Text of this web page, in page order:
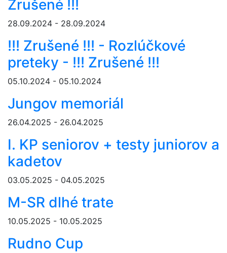
Zrušené !!!
28.09.2024 - 28.09.2024
!!! Zrušené !!! - Rozlúčkové
preteky - !!! Zrušené !!!
05.10.2024 - 05.10.2024
Jungov memoriál
26.04.2025 - 26.04.2025
I. KP seniorov + testy juniorov a
kadetov
03.05.2025 - 04.05.2025
M-SR dlhé trate
10.05.2025 - 10.05.2025
Rudno Cup